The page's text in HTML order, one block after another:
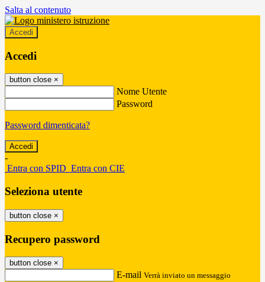
Salta al contenuto
Accedi
Accedi
button close ×
Nome Utente
Password
Password dimenticata?
-
Entra con SPID Entra con CIE
Seleziona utente
button close ×
Recupero password
button close ×
E-mail Verrà inviato un messaggio